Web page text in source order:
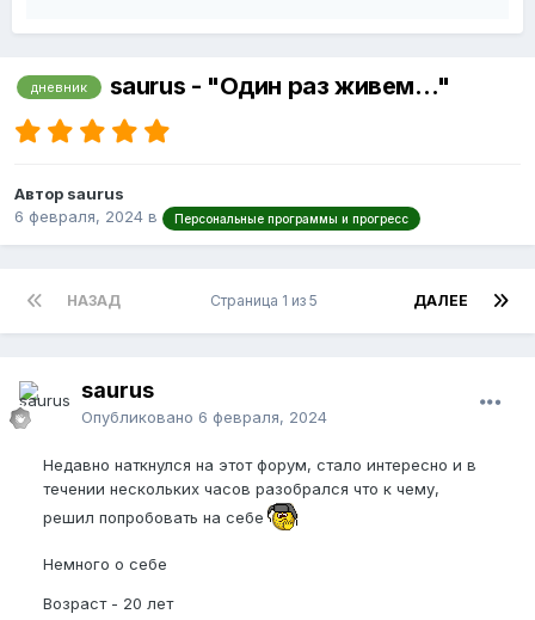
дневник saurus - "Один раз живем…"
Автор saurus
6 февраля, 2024 в Персональные программы и прогресс
НАЗАД ДАЛЕЕ
Страница 1 из 5
saurus
Опубликовано 6 февраля, 2024
Недавно наткнулся на этот форум, стало интересно и в
течении нескольких часов разобрался что к чему,
решил попробовать на себе
Немного о себе
Возраст - 20 лет